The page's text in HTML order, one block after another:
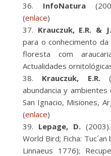
InfoNatura
(enlace)
Krauczuk, E.R. &
para o conhecimento
floresta com
Actualidades
Krauczuk, E.R.
abundancia y
San Ignacio, Misiones,
(enlace)
Lepage, D.
World Bird; Ficha:
Linnaeus 1776);